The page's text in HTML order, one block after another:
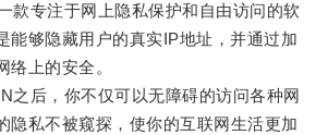
专注于网上隐私保护和自由访问的软
能够隐藏用户的真实IP地址，并通过加
络上的安全。
后，你不仅可以无障碍的访问各种网
隐私不被窥探，使你的互联网生活更加